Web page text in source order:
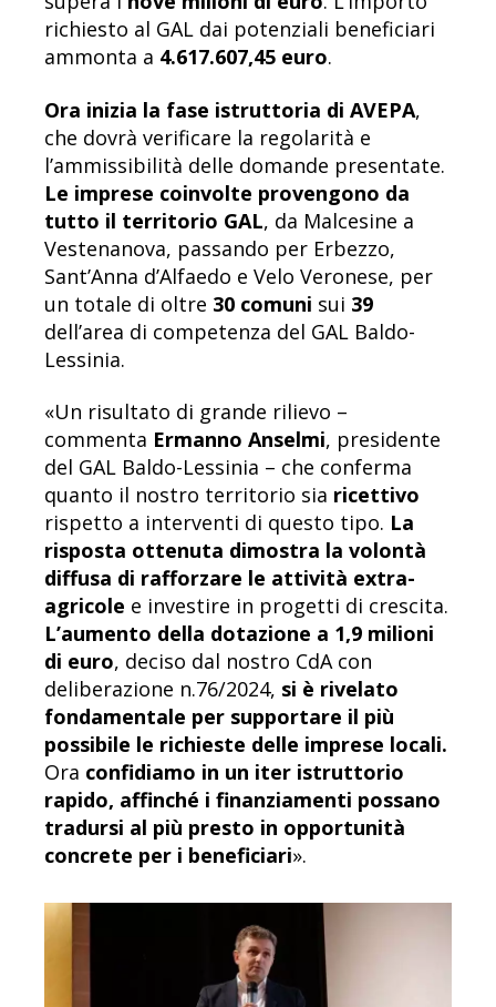
richiesto al GAL dai potenziali beneficiari
ammonta a 4.617.607,45 euro.
Ora inizia la fase istruttoria di AVEPA,
che dovrà verificare la regolarità e
l’ammissibilità delle domande presentate.
Le imprese coinvolte provengono da
tutto il territorio GAL, da Malcesine a
Vestenanova, passando per Erbezzo,
Sant’Anna d’Alfaedo e Velo Veronese, per
un totale di oltre 30 comuni sui 39
dell’area di competenza del GAL Baldo-
Lessinia.
«Un risultato di grande rilievo –
commenta Ermanno Anselmi, presidente
del GAL Baldo-Lessinia – che conferma
quanto il nostro territorio sia ricettivo
rispetto a interventi di questo tipo. La
risposta ottenuta dimostra la volontà
diffusa di rafforzare le attività extra-
agricole e investire in progetti di crescita.
L’aumento della dotazione a 1,9 milioni
di euro, deciso dal nostro CdA con
deliberazione n.76/2024, si è rivelato
fondamentale per supportare il più
possibile le richieste delle imprese locali.
Ora confidiamo in un iter istruttorio
rapido, affinché i finanziamenti possano
tradursi al più presto in opportunità
concrete per i beneficiari».